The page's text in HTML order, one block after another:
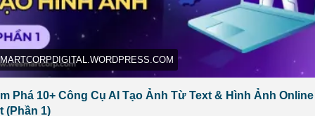
nguồn cảm hứng bất tận
ra hình ảnh chất lượng cao trong tích tắc
gồm cả công cụ miễn phí và trả phí, phù hợp với cả người mới và
chọn phong cách, hiệu ứng theo ý thích
logo, ảnh minh họa, slide thuyết trình bằng AI
Phá 10+ Công Cụ AI Tạo Ảnh Từ Text & Hình Ảnh
(Phần 1)